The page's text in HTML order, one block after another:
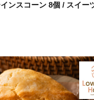
ンスコーン 8個 / スイ